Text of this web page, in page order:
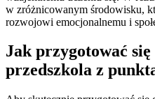
w zróżnicowanym środowisku,
rozwojowi emocjonalnemu i
Jak przygotować
przedszkola z